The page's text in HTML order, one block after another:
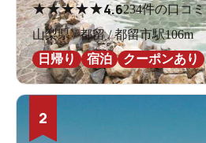
★★★★★4.6234件の口コミ
山梨県 / 都留 / 都留市駅106m
日帰り
宿泊 クーポンあり
2